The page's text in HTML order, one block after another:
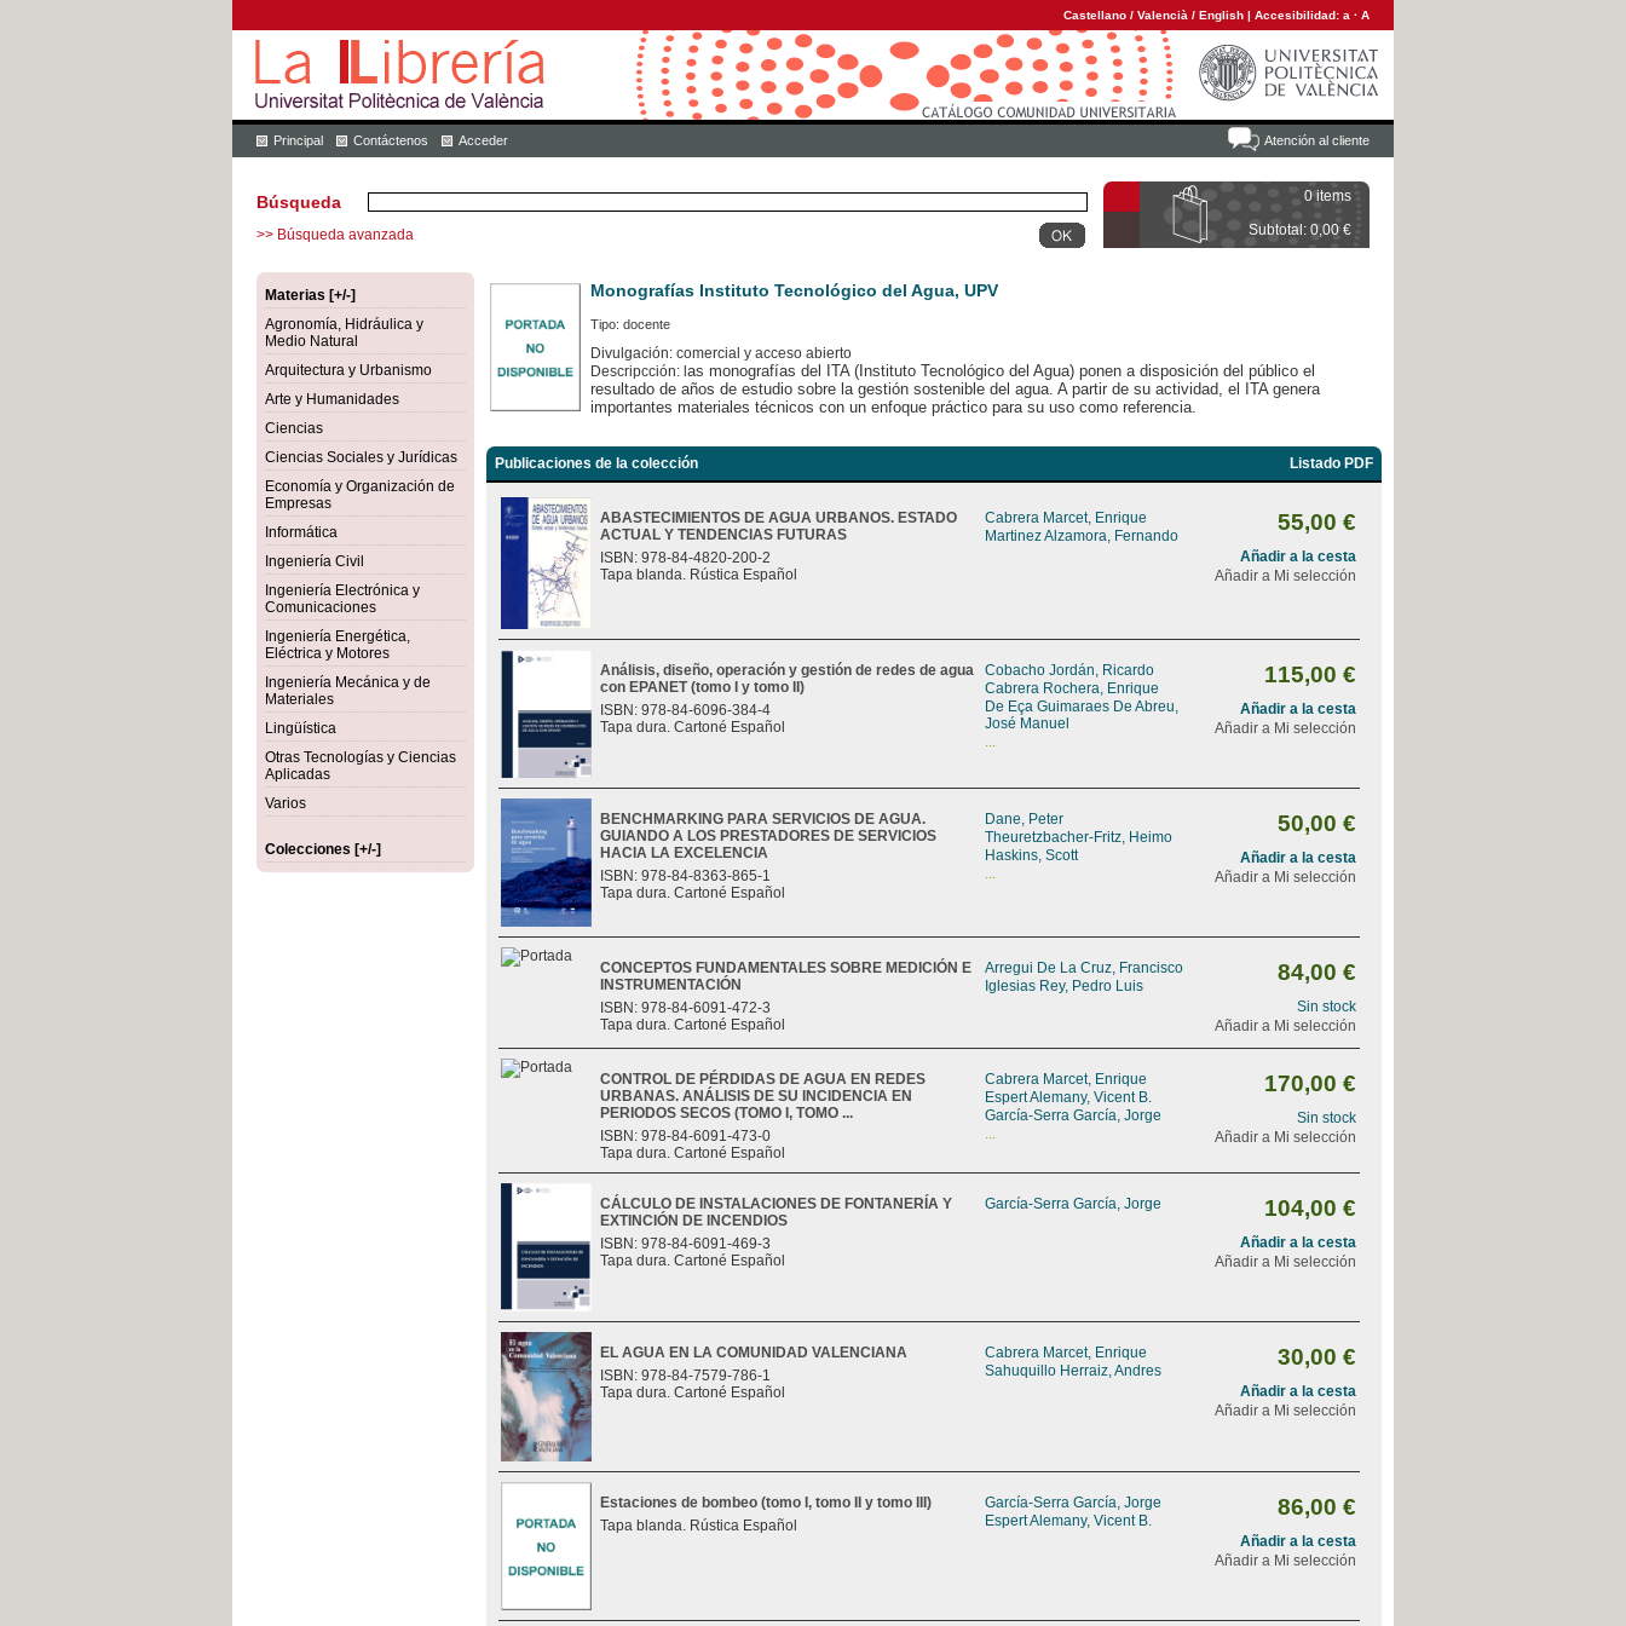
Castellano / Valencià / English | Accesibilidad: a · A
Atención al cliente
Principal Contáctenos Acceder
0 items
Subtotal: 0,00 €
Búsqueda
>> Búsqueda avanzada
Materias [+/-]
Agronomía, Hidráulica y
Medio Natural
Arquitectura y Urbanismo
Arte y Humanidades
Ciencias
Ciencias Sociales y Jurídicas
Economía y Organización de
Empresas
Informática
Ingeniería Civil
Ingeniería Electrónica y
Comunicaciones
Ingeniería Energética,
Eléctrica y Motores
Ingeniería Mecánica y de
Materiales
Lingüística
Otras Tecnologías y Ciencias
Aplicadas
Varios
Colecciones [+/-]
Monografías Instituto Tecnológico del Agua, UPV
Tipo: docente
Divulgación: comercial y acceso abierto
Descripcción: l as monografías del ITA (Instituto Tecnológico del Agua) ponen a disposición del público el
resultado de años de estudio sobre la gestión sostenible del agua. A partir de su actividad, el ITA genera
importantes materiales técnicos con un enfoque práctico para su uso como referencia.
Publicaciones de la colección Listado PDF
ABASTECIMIENTOS DE AGUA URBANOS. ESTADO
ACTUAL Y TENDENCIAS FUTURAS
ISBN: 978-84-4820-200-2
Tapa blanda. Rústica Español
Cabrera Marcet, Enrique
Martinez Alzamora, Fernando
55,00 €
Añadir a la cesta
Añadir a Mi selección
Análisis, diseño, operación y gestión de redes de agua
con EPANET (tomo I y tomo II)
ISBN: 978-84-6096-384-4
Tapa dura. Cartoné Español
Cobacho Jordán, Ricardo
Cabrera Rochera, Enrique
De Eça Guimaraes De Abreu,
José Manuel
...
115,00 €
Añadir a la cesta
Añadir a Mi selección
BENCHMARKING PARA SERVICIOS DE AGUA.
GUIANDO A LOS PRESTADORES DE SERVICIOS
HACIA LA EXCELENCIA
ISBN: 978-84-8363-865-1
Tapa dura. Cartoné Español
Dane, Peter
Theuretzbacher-Fritz, Heimo
Haskins, Scott
...
50,00 €
Añadir a la cesta
Añadir a Mi selección
CONCEPTOS FUNDAMENTALES SOBRE MEDICIÓN E
INSTRUMENTACIÓN
ISBN: 978-84-6091-472-3
Tapa dura. Cartoné Español
Arregui De La Cruz, Francisco
Iglesias Rey, Pedro Luis
84,00 €
Sin stock
Añadir a Mi selección
CONTROL DE PÉRDIDAS DE AGUA EN REDES
URBANAS. ANÁLISIS DE SU INCIDENCIA EN
PERIODOS SECOS (TOMO I, TOMO ...
ISBN: 978-84-6091-473-0
Tapa dura. Cartoné Español
Cabrera Marcet, Enrique
Espert Alemany, Vicent B.
García-Serra García, Jorge
...
170,00 €
Sin stock
Añadir a Mi selección
CÁLCULO DE INSTALACIONES DE FONTANERÍA Y
EXTINCIÓN DE INCENDIOS
ISBN: 978-84-6091-469-3
Tapa dura. Cartoné Español
García-Serra García, Jorge 104,00 €
Añadir a la cesta
Añadir a Mi selección
EL AGUA EN LA COMUNIDAD VALENCIANA
ISBN: 978-84-7579-786-1
Tapa dura. Cartoné Español
Cabrera Marcet, Enrique
Sahuquillo Herraiz, Andres
30,00 €
Añadir a la cesta
Añadir a Mi selección
Estaciones de bombeo (tomo I, tomo II y tomo III)
Tapa blanda. Rústica Español
García-Serra García, Jorge
Espert Alemany, Vicent B.
86,00 €
Añadir a la cesta
Añadir a Mi selección